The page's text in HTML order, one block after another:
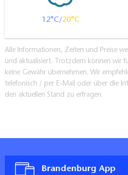
12 20
Alle Informationen, Zeiten und Preise
und aktualisiert. Trotzdem können wir
keine Gewähr übernehmen. Wir
telefonisch / per E-Mail oder über die
den aktuellen Stand zu erfragen.
Brandenburg App